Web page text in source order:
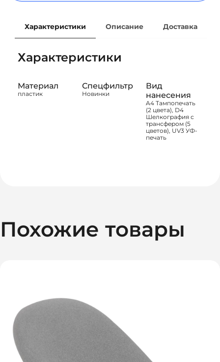
Характеристики Описание Доставка
Характеристики
Материал
пластик
Спецфильтр
Новинки
Вид
нанесения
A4 Тампопечать
(2 цвета), D4
Шелкография с
трансфером (5
цветов), UV3 УФ-
печать
Похожие товары